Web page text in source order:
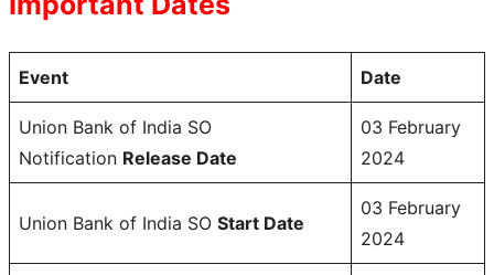
Event Date
Union Bank of India SO
Notification Release Date
03 February
2024
Union Bank of India SO Start Date
03 February
2024